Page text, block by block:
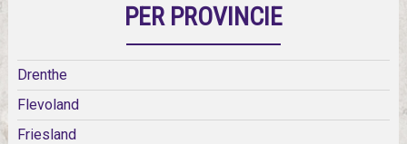
PER PROVINCIE
Drenthe
Flevoland
Friesland